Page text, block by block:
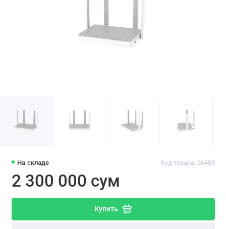
На складе Код товара: 26485
2 300 000 сум
Купить